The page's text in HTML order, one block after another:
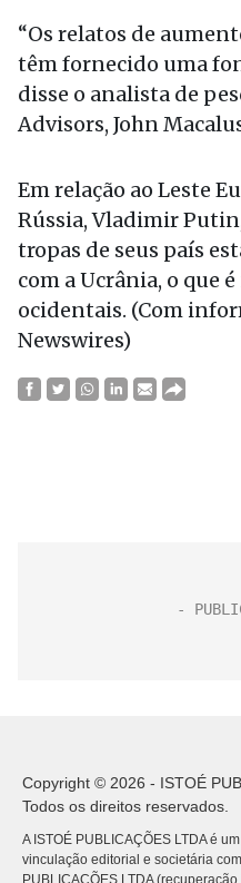
“Os relatos de
têm fornecido uma
disse o analista de
Advisors, John
Em relação ao Leste
Rússia, Vladimir
tropas de seus país
com a Ucrânia, o que
ocidentais. (Com
Newswires)
Copyright © 2026 - ISTOÉ
Todos os direitos reservados.
A ISTOÉ PUBLICAÇÕES LTDA é
vinculação editorial e societária
PUBLICACÕES LTDA